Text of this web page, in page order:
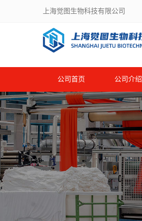
上海觉图生物科技有限公司
公司首页 公司介绍